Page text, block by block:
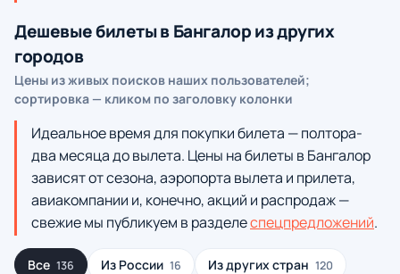
Дешевые билеты в Бангалор из других
городов
Цены из живых поисков наших пользователей;
сортировка — кликом по заголовку колонки
Идеальное время для покупки билета — полтора-
два месяца до вылета. Цены на билеты в Бангалор
зависят от сезона, аэропорта вылета и прилета,
авиакомпании и, конечно, акций и распродаж —
свежие мы публикуем в разделеспецпредложений.
Все 136 Из России 16 Из других стран 120